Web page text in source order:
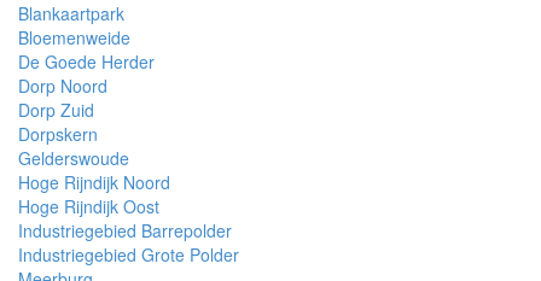
Blankaartpark
Bloemenweide
De Goede Herder
Dorp Noord
Dorp Zuid
Dorpskern
Gelderswoude
Hoge Rijndijk Noord
Hoge Rijndijk Oost
Industriegebied Barrepolder
Industriegebied Grote Polder